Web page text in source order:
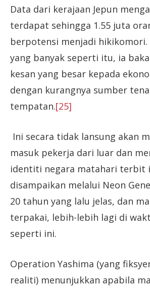
Data dari kerajaan Jepun
terdapat sehingga 1.55 juta
berpotensi menjadi hikikomori.
yang banyak seperti itu, ia
kesan yang besar kepada
dengan kurangnya sumber
tempatan.[25]
Ini secara tidak lansung akan
masuk pekerja dari luar dan
identiti negara matahari terbit
disampaikan melalui Neon
20 tahun yang lalu jelas, dan
terpakai, lebih-lebih lagi di
seperti ini.
Operation Yashima (yang
realiti) menunjukkan apabila